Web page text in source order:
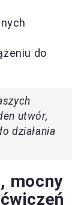
do
utwór,
działania
mocny